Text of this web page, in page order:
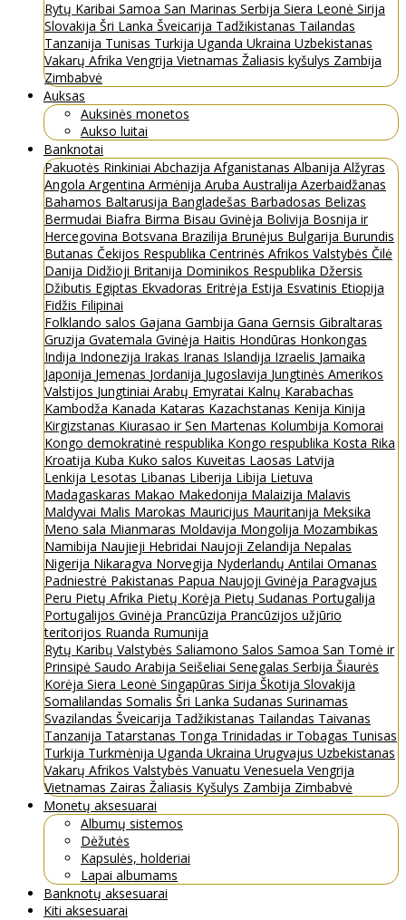
Rytų Karibai Samoa San Marinas Serbija Siera Leonė Sirija
Slovakija Šri Lanka Šveicarija Tadžikistanas Tailandas
Tanzanija Tunisas Turkija Uganda Ukraina Uzbekistanas
Vakarų Afrika Vengrija Vietnamas Žaliasis kyšulys Zambija
Zimbabvė
Auksas
Auksinės monetos
Aukso luitai
Banknotai
Pakuotės Rinkiniai Abchazija Afganistanas Albanija Alžyras
Angola Argentina Armėnija Aruba Australija Azerbaidžanas
Bahamos Baltarusija Bangladešas Barbadosas Belizas
Bermudai Biafra Birma Bisau Gvinėja Bolivija Bosnija ir
Hercegovina Botsvana Brazilija Brunėjus Bulgarija Burundis
Butanas Čekijos Respublika Centrinės Afrikos Valstybės Čilė
Danija Didžioji Britanija Dominikos Respublika Džersis
Džibutis Egiptas Ekvadoras Eritrėja Estija Esvatinis Etiopija
Fidžis Filipinai
Folklando salos Gajana Gambija Gana Gernsis Gibraltaras
Gruzija Gvatemala Gvinėja Haitis Hondūras Honkongas
Indija Indonezija Irakas Iranas Islandija Izraelis Jamaika
Japonija Jemenas Jordanija Jugoslavija Jungtinės Amerikos
Valstijos Jungtiniai Arabų Emyratai Kalnų Karabachas
Kambodža Kanada Kataras Kazachstanas Kenija Kinija
Kirgizstanas Kiurasao ir Sen Martenas Kolumbija Komorai
Kongo demokratinė respublika Kongo respublika Kosta Rika
Kroatija Kuba Kuko salos Kuveitas Laosas Latvija
Lenkija Lesotas Libanas Liberija Libija Lietuva
Madagaskaras Makao Makedonija Malaizija Malavis
Maldyvai Malis Marokas Mauricijus Mauritanija Meksika
Meno sala Mianmaras Moldavija Mongolija Mozambikas
Namibija Naujieji Hebridai Naujoji Zelandija Nepalas
Nigerija Nikaragva Norvegija Nyderlandų Antilai Omanas
Padniestrė Pakistanas Papua Naujoji Gvinėja Paragvajus
Peru Pietų Afrika Pietų Korėja Pietų Sudanas Portugalija
Portugalijos Gvinėja Prancūzija Prancūzijos užjūrio
teritorijos Ruanda Rumunija
Rytų Karibų Valstybės Saliamono Salos Samoa San Tomė ir
Prinsipė Saudo Arabija Seišeliai Senegalas Serbija Šiaurės
Korėja Siera Leonė Singapūras Sirija Škotija Slovakija
Somalilandas Somalis Šri Lanka Sudanas Surinamas
Svazilandas Šveicarija Tadžikistanas Tailandas Taivanas
Tanzanija Tatarstanas Tonga Trinidadas ir Tobagas Tunisas
Turkija Turkmėnija Uganda Ukraina Urugvajus Uzbekistanas
Vakarų Afrikos Valstybės Vanuatu Venesuela Vengrija
Vietnamas Zairas Žaliasis Kyšulys Zambija Zimbabvė
Monetų aksesuarai
Albumų sistemos
Dėžutės
Kapsulės, holderiai
Lapai albumams
Banknotų aksesuarai
Kiti aksesuarai